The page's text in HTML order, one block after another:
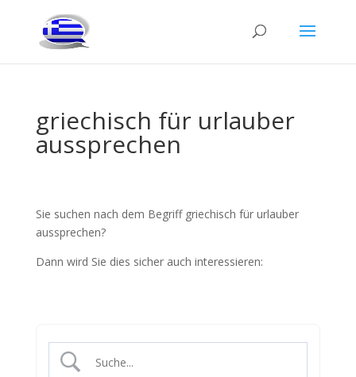
griechisch für urlauber
aussprechen
Sie suchen nach dem Begriff griechisch für urlauber
aussprechen?
Dann wird Sie dies sicher auch interessieren: